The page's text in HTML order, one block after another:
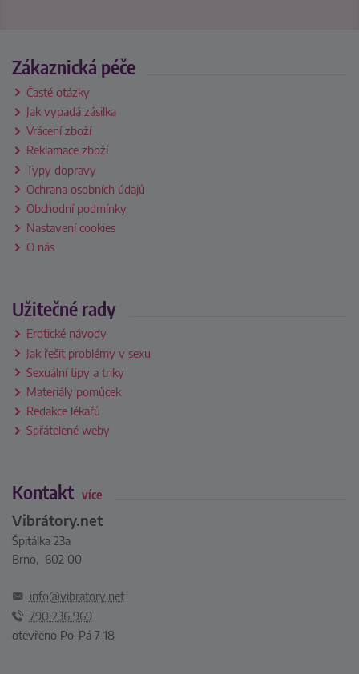
Zákaznická péče
Časté otázky
Jak vypadá zásilka
Vrácení zboží
Reklamace zboží
Typy dopravy
Ochrana osobních údajů
Obchodní podmínky
Nastavení cookies
O nás
Užitečné rady
Erotické návody
Jak řešit problémy v sexu
Sexuální tipy a triky
Materiály pomůcek
Redakce lékařů
Spřátelené weby
Kontakt více
Vibrátory.net
Špitálka 23a
Brno, 602 00
info@vibratory.net
790 236 969
otevřeno Po–Pá 7–18